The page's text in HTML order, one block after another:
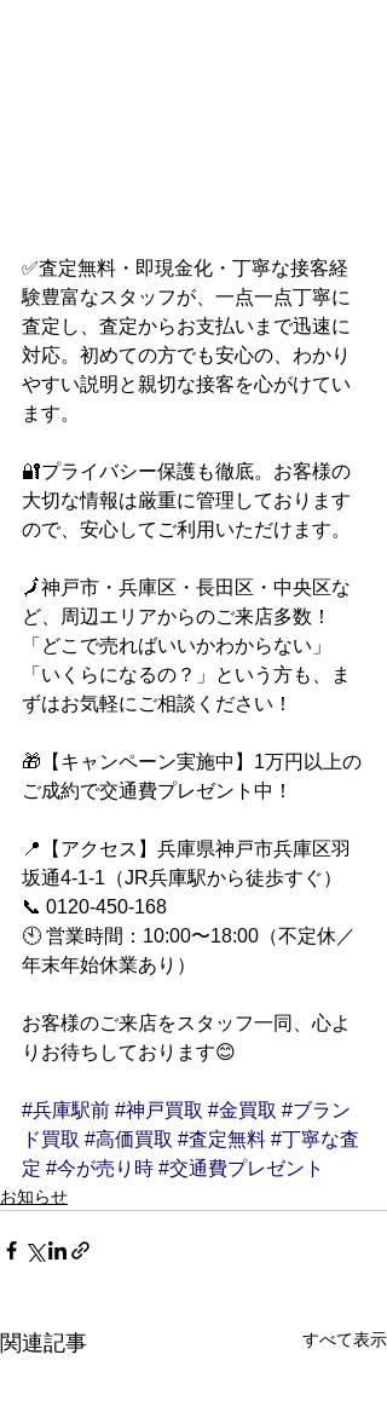
✅査定無料・即現金化・丁寧な接客経
験豊富なスタッフが、一点一点丁寧に
査定し、査定からお支払いまで迅速に
対応。初めての方でも安心の、わかり
やすい説明と親切な接客を心がけてい
ます。
🔐プライバシー保護も徹底。お客様の
大切な情報は厳重に管理しております
ので、安心してご利用いただけます。
🗾神戸市・兵庫区・長田区・中央区な
ど、周辺エリアからのご来店多数！
「どこで売ればいいかわからない」
「いくらになるの？」という方も、ま
ずはお気軽にご相談ください！
🎁【キャンペーン実施中】1万円以上の
ご成約で交通費プレゼント中！
📍【アクセス】兵庫県神戸市兵庫区羽
坂通4-1-1（JR兵庫駅から徒歩すぐ）
📞 0120-450-168
🕙 営業時間：10:00〜18:00（不定休／
年末年始休業あり）
お客様のご来店をスタッフ一同、心よ
りお待ちしております😊
#兵庫駅前 #神戸買取 #金買取 #ブラン
ド買取 #高価買取 #査定無料 #丁寧な査
定 #今が売り時 #交通費プレゼント
お知らせ
関連記事 すべて表示